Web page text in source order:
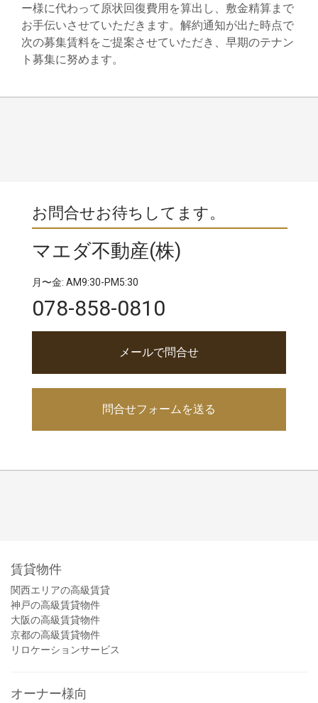
ー様に代わって原状回復費用を算出し、敷金精算まで
お手伝いさせていただきます。解約通知が出た時点で
次の募集賃料をご提案させていただき、早期のテナン
ト募集に努めます。
お問合せお待ちしてます。
マエダ不動産(株)
月〜金: AM9:30-PM5:30
078-858-0810
メールで問合せ
問合せフォームを送る
賃貸物件
関西エリアの高級賃貸
神戸の高級賃貸物件
大阪の高級賃貸物件
京都の高級賃貸物件
リロケーションサービス
オーナー様向